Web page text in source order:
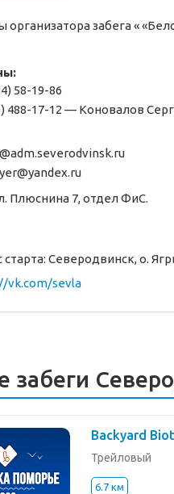
организатора забега «
58-19-86
488-17-12 — Коновалов
Плюснина 7, отдел ФиС.
Северодвинск, о.
vk.com/sevla
забеги
Backyard
Трейловый
6.7 км